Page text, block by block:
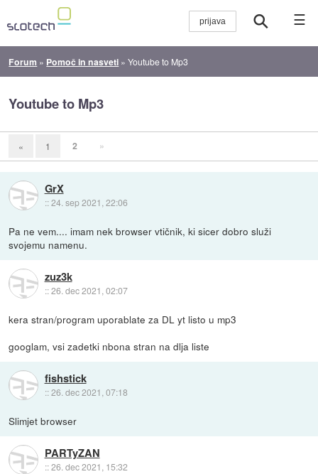
☰
Forum » Pomoč in nasveti »Youtube to Mp3
Youtube to Mp3
« 1 2 »
GrX
::24. sep 2021, 22:06
Pa ne vem.... imam nek browser vtičnik, ki sicer dobro služi
svojemu namenu.
zuz3k
::26. dec 2021, 02:07
kera stran/program uporablate za DL yt listo u mp3
googlam, vsi zadetki nbona stran na dlja liste
fishstick
::26. dec 2021, 07:18
Slimjet browser
PARTyZAN
::26. dec 2021, 15:32